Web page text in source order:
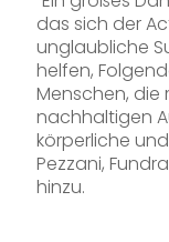
das sich der
unglaubliche
helfen,
Menschen, die
nachhaltigen
körperliche
Pezzani,
hinzu.